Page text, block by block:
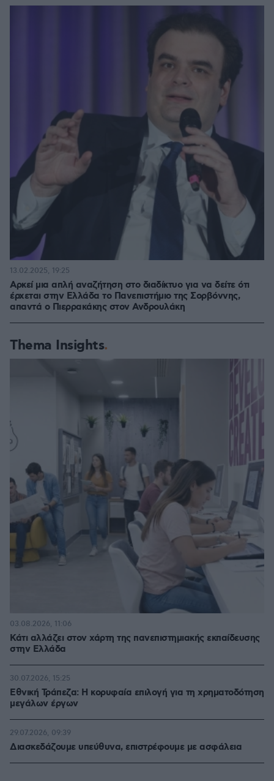
Αρκεί μια απλή αναζήτηση στο διαδίκτυο για να δείτε ότι
έρχεται στην Ελλάδα το Πανεπιστήμιο της Σορβόννης,
απαντά ο Πιερρακάκης στον Ανδρουλάκη
13.02.2025, 19:25
Thema Insights
Κάτι αλλάζει στον χάρτη της πανεπιστημιακής εκπαίδευσης
στην Ελλάδα
03.08.2026, 11:06
Εθνική Τράπεζα: Η κορυφαία επιλογή για τη χρηματοδότηση
μεγάλων έργων
30.07.2026, 15:25
Διασκεδάζουμε υπεύθυνα, επιστρέφουμε με ασφάλεια
29.07.2026, 09:39